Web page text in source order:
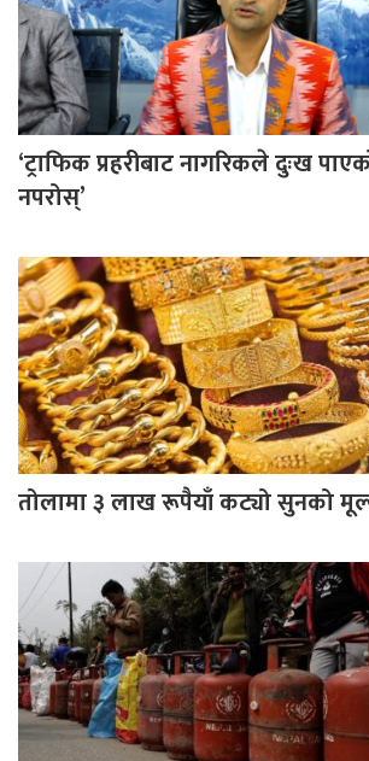
‘ट्राफिक प्रहरीबाट नागरिकले दुःख
नपरोस्’
तोलामा ३ लाख रूपैयाँ कट्यो सुनको